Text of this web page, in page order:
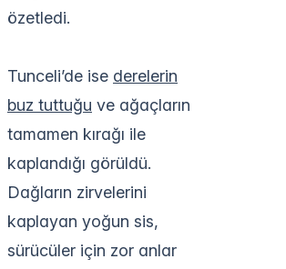
özetledi.
Tunceli’de ise derelerin
buz tuttuğu ve ağaçların
tamamen kırağı ile
kaplandığı görüldü.
Dağların zirvelerini
kaplayan yoğun sis,
sürücüler için zor anlar